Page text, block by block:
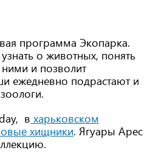
программа Экопарка.
о животных, понять
и позволит
ежедневно подрастают и
в харьковском
хищники. Ягуары Арес